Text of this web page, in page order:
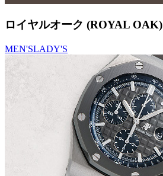
ロイヤルオーク (ROYAL OAK)
MEN'SLADY'S